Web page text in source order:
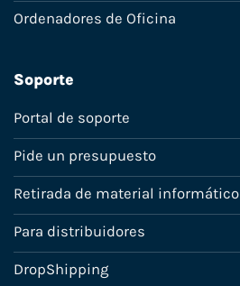
Ordenadores de Oficina
Soporte
Portal de soporte
Pide un presupuesto
Retirada de material informático
Para distribuidores
DropShipping